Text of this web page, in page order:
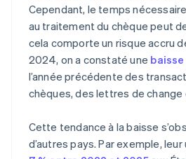
Cependant, le temps
au traitement du chèque peut
cela comporte un risque accru
2024, on a constaté une baisse
l’année précédente des
chèques, des lettres de
Cette tendance à la baisse
d’autres pays. Par exemple,